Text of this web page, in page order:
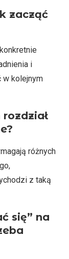
zacząć
i
w kolejnym
różnych
z taką
się” na